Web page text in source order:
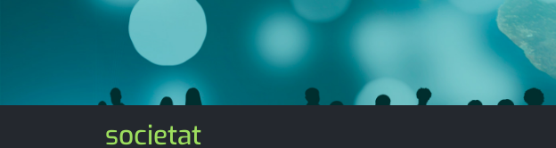
entrevista
esports
medi ambient
opinió
societat